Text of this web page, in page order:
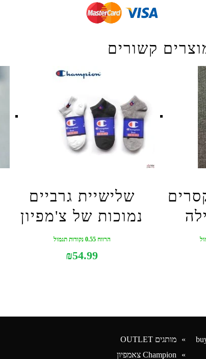
קשורים
שלישיית גרביים
נמוכות של צ'מפיון
הרווח 0.55 נקודות תגמול
₪54.99
מותגים OUTLET
Champion צאמפיון